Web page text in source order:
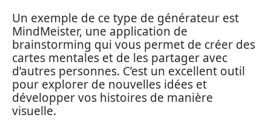
Un exemple de ce type de générateur est
MindMeister, une application de
brainstorming qui vous permet de créer des
cartes mentales et de les partager avec
d’autres personnes. C’est un excellent outil
pour explorer de nouvelles idées et
développer vos histoires de manière
visuelle.